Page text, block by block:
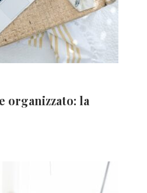
organizzato: la